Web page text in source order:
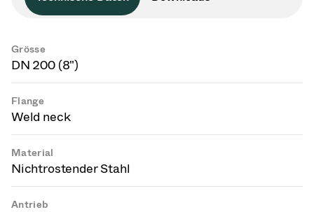
Grösse
DN 200 (8")
Flange
Weld neck
Material
Nichtrostender Stahl
Antrieb